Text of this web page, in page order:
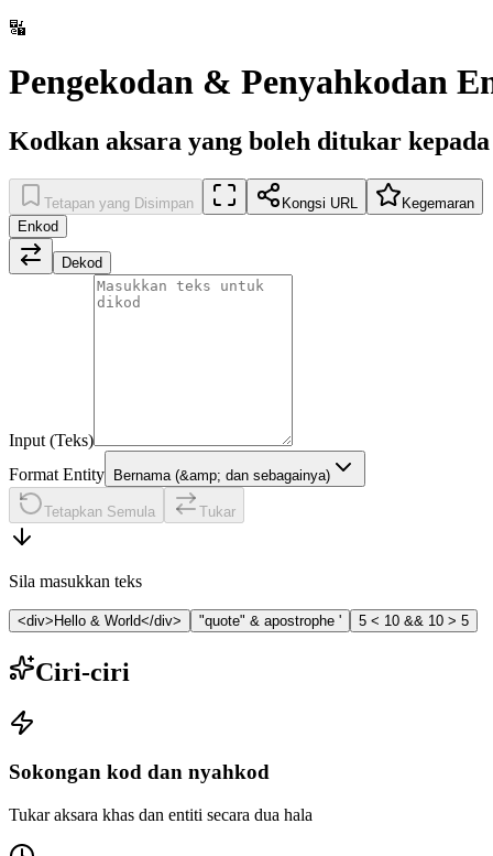
🔣
Pengekodan & Penyahkodan
Kodkan aksara yang boleh ditukar
Tetapan yang Disimpan Kongsi URL
Kegemaran
Enkod
Dekod
Input (Teks)
Format Entity
Bernama (&amp; dan sebagainya)
Tetapkan Semula Tukar
Sila masukkan teks
<div>Hello & World</div> "quote" & apostrophe ' 5 < 10 && 10 > 5
Ciri-ciri
Sokongan kod dan nyahkod
Tukar aksara khas dan entiti secara dua hala